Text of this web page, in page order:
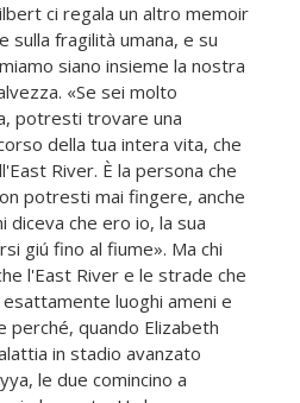
ci regala un altro memoir
sulla fragilità umana, e su
siano insieme la nostra
«Se sei molto
potresti trovare una
della tua intera vita, che
River. È la persona che
potresti mai fingere, anche
diceva che ero io, la sua
giú fino al fiume». Ma chi
l'East River e le strade che
luoghi ameni e
perché, quando Elizabeth
in stadio avanzato
le due comincino a